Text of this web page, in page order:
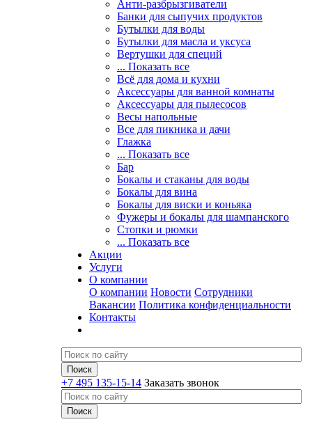
Анти-разбрызгиватели
Банки для сыпучих продуктов
Бутылки для воды
Бутылки для масла и уксуса
Вертушки для специй
... Показать все
Всё для дома и кухни
Аксессуары для ванной комнаты
Аксессуары для пылесосов
Весы напольные
Все для пикника и дачи
Глажка
... Показать все
Бар
Бокалы и стаканы для воды
Бокалы для вина
Бокалы для виски и коньяка
Фужеры и бокалы для шампанского
Стопки и рюмки
... Показать все
Акции
Услуги
О компании
О компании Новости Сотрудники
Вакансии Политика конфиденциальности
Контакты
+7 495 135-15-14 Заказать звонок